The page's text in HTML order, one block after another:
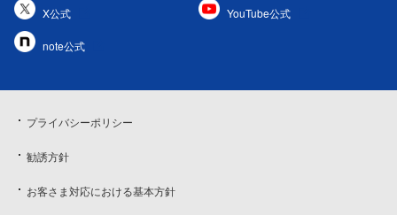
X公式 YouTube公式
note公式
プライバシーポリシー
勧誘方針
お客さま対応における基本方針